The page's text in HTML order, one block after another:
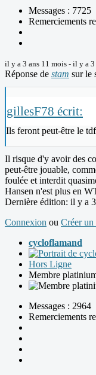
Messages : 7725
Remerciements
il y a 3 ans 11 mois - il y a 3
Réponse de stam sur le
gillesF78 écrit:
Ils feront peut-être le
Il risque d'y avoir des
peut-être jouable,
foulée et interdit
Hansen n'est plus en
Dernière édition: il y a
Connexion ou Créer un
cycloflamand
Hors Ligne
Membre
Messages : 2964
Remerciements